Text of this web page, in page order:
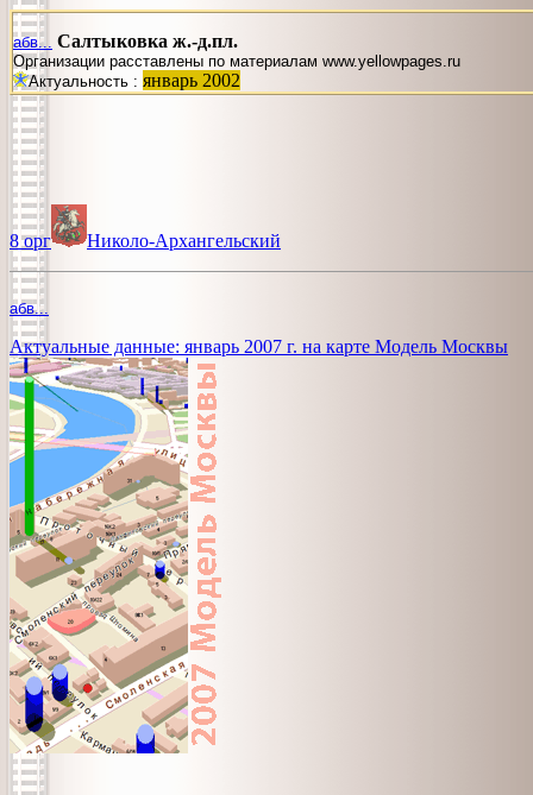
абв... Салтыковка ж.-д.пл.
Организации расставлены по материалам www.yellowpages.ru
Актуальность : январь 2002
8 орг Николо-Архангельский
абв...
Актуальные данные: январь 2007 г. на карте Модель Москвы